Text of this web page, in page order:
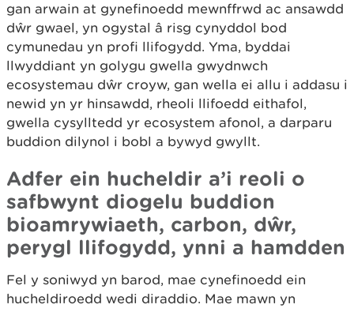
gan arwain at gynefinoedd mewnffrwd ac ansawdd
dŵr gwael, yn ogystal â risg cynyddol bod
cymunedau yn profi llifogydd. Yma, byddai
llwyddiant yn golygu gwella gwydnwch
ecosystemau dŵr croyw, gan wella ei allu i addasu i
newid yn yr hinsawdd, rheoli llifoedd eithafol,
gwella cysylltedd yr ecosystem afonol, a darparu
buddion dilynol i bobl a bywyd gwyllt.
Adfer ein hucheldir a’i reoli o
safbwynt diogelu buddion
bioamrywiaeth, carbon, dŵr,
perygl llifogydd, ynni a hamdden
Fel y soniwyd yn barod, mae cynefinoedd ein
hucheldiroedd wedi diraddio. Mae mawn yn